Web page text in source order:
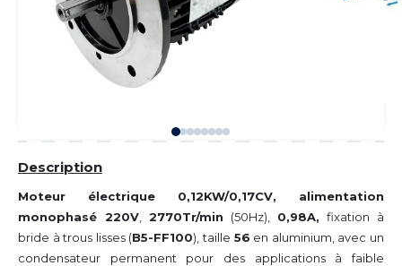
Description
Moteur électrique 0,12KW/0,17CV, alimentation
monophasé 220V
2770Tr/min (50Hz), 0,98A, fixation à
bride à trous lisses (B5-FF100), taille 56 en aluminium, avec un
condensateur permanent pour des applications à faible